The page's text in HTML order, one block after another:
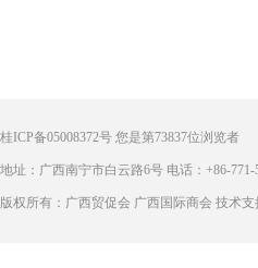
桂ICP备05008372号 您是第73837位浏览者
地址：广西南宁市白云路6号 电话：+86-771-
版权所有：广西贸促会 广西国际商会 技术